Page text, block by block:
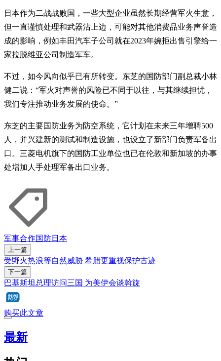
日本作为二战战败国，一些大型企业虽然长期经营军火生意，
但一直谨慎处理和武器沾上边，可能对其他消费品业务声誉造
成的影响，例如丰田汽车子公司就在2023年婉拒出售引擎给一
家拉脱维亚公司制造军车。
不过，如今风向似乎已有所转变。东芝的国防部门副总裁小林
健二说：“军火对声誉的风险已不同于以往，与其继续担忧，
我们专注推动业务发展的使命。”
东芝的主要国防业务为防空系统，它计划在未来三年增聘500
人，并兴建新的测试和制造设施，也设立了新部门负责军备出
口。三菱电机旗下的国防工业单位也已在伦敦和新加坡的办事
处增加人手处理军备出口业务。
军事合作国防日本
上一篇
受野火热浪等自然威胁 希腊更重视保护古迹
下一篇
巴基斯坦总理访问三国 为美伊会谈斡旋
购买此文章
最新